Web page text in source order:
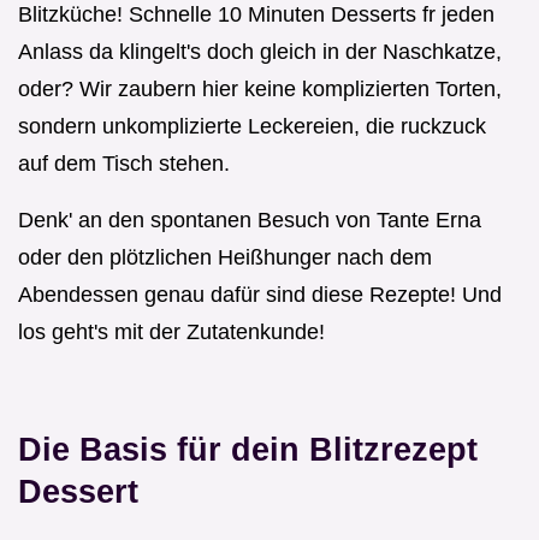
Blitzküche! Schnelle 10 Minuten Desserts fr jeden
Anlass da klingelt's doch gleich in der Naschkatze,
oder? Wir zaubern hier keine komplizierten Torten,
sondern unkomplizierte Leckereien, die ruckzuck
auf dem Tisch stehen.
Denk' an den spontanen Besuch von Tante Erna
oder den plötzlichen Heißhunger nach dem
Abendessen genau dafür sind diese Rezepte! Und
los geht's mit der Zutatenkunde!
Die Basis für dein Blitzrezept
Dessert